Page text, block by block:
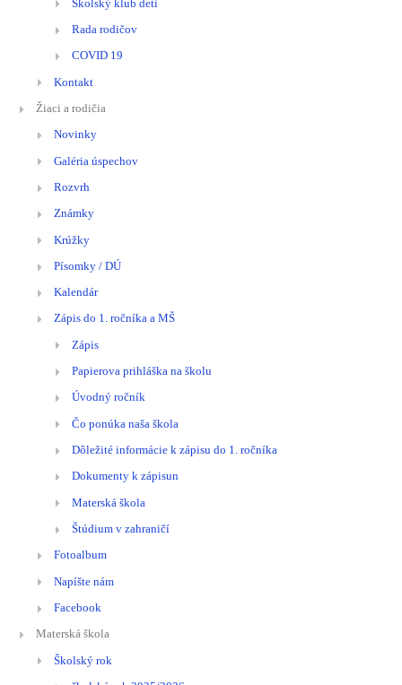
Školský klub detí
Rada rodičov
COVID 19
Kontakt
Žiaci a rodičia
Novinky
Galéria úspechov
Rozvrh
Známky
Krúžky
Písomky / DÚ
Kalendár
Zápis do 1. ročníka a MŠ
Zápis
Papierova prihláška na školu
Úvodný ročník
Čo ponúka naša škola
Dôležité informácie k zápisu do 1. ročníka
Dokumenty k zápisun
Materská škola
Štúdium v zahraničí
Fotoalbum
Napíšte nám
Facebook
Materská škola
Školský rok